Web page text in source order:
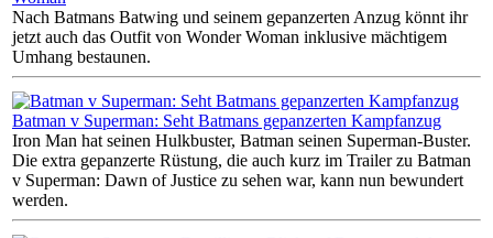
Nach Batmans Batwing und seinem gepanzerten Anzug könnt ihr
jetzt auch das Outfit von Wonder Woman inklusive mächtigem
Umhang bestaunen.
Batman v Superman: Seht Batmans gepanzerten Kampfanzug
Iron Man hat seinen Hulkbuster, Batman seinen Superman-Buster.
Die extra gepanzerte Rüstung, die auch kurz im Trailer zu Batman
v Superman: Dawn of Justice zu sehen war, kann nun bewundert
werden.